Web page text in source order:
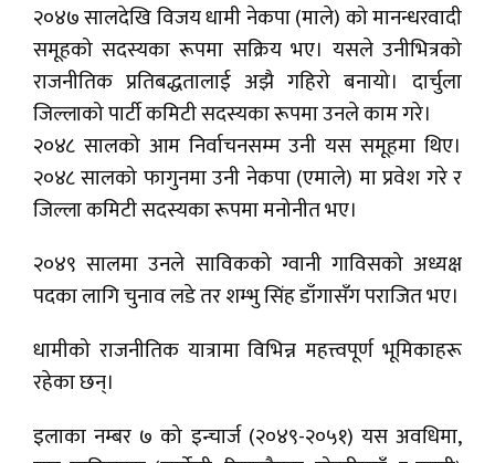
२०४७ सालदेखि विजय धामी नेकपा (माले) को मानन्धरवादी
समूहको सदस्यका रूपमा सक्रिय भए। यसले उनीभित्रको
राजनीतिक प्रतिबद्धतालाई अझै गहिरो बनायो। दार्चुला
जिल्लाको पार्टी कमिटी सदस्यका रूपमा उनले काम गरे।
२०४८ सालको आम निर्वाचनसम्म उनी यस समूहमा थिए।
२०४८ सालको फागुनमा उनी नेकपा (एमाले) मा प्रवेश गरे र
जिल्ला कमिटी सदस्यका रूपमा मनोनीत भए।
२०४९ सालमा उनले साविकको ग्वानी गाविसको अध्यक्ष
पदका लागि चुनाव लडे तर शम्भु सिंह डाँगासँग पराजित भए।
धामीको राजनीतिक यात्रामा विभिन्न महत्त्वपूर्ण भूमिकाहरू
रहेका छन्।
इलाका नम्बर ७ को इन्चार्ज (२०४९-२०५१) यस अवधिमा,